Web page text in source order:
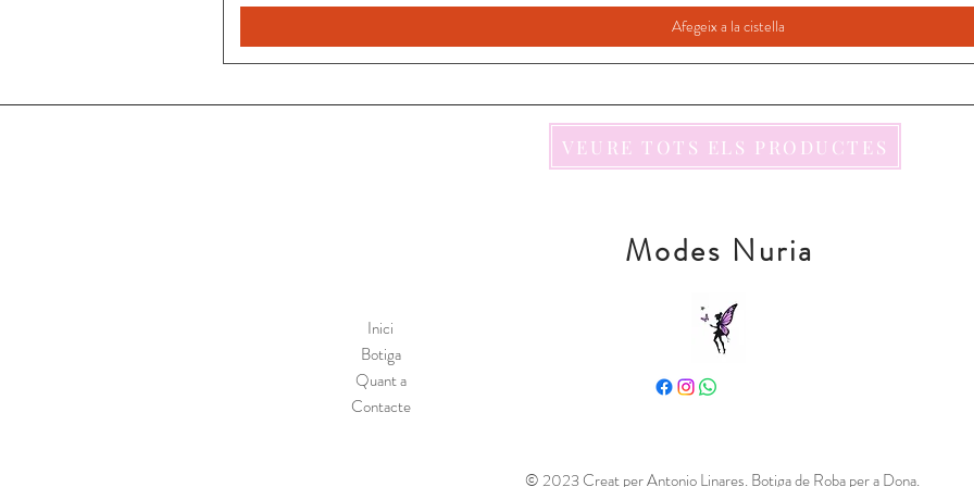
Afegeix a la cistella
VEURE TOTS ELS PRODUCTES
Modes Nuria
Inici
Botiga
Quant a
Contacte
© 2023 Creat per Antonio Linares. Botiga de Roba per a Dona.